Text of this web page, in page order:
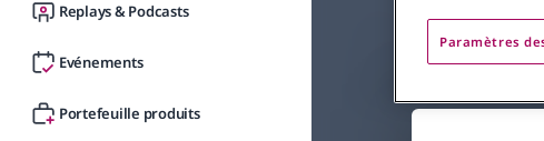
Replays & Podcasts
Evénements
Portefeuille produits
Paramètres